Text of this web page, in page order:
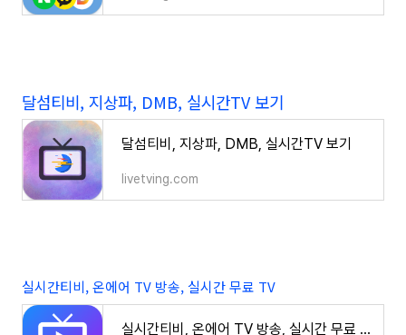
달섬티비, 지상파, DMB, 실시간TV 보기
달섬티비, 지상파, DMB, 실시간TV 보기
livetving.com
실시간티비, 온에어 TV 방송, 실시간 무료 TV
실시간티비, 온에어 TV 방송, 실시간 무료 TV